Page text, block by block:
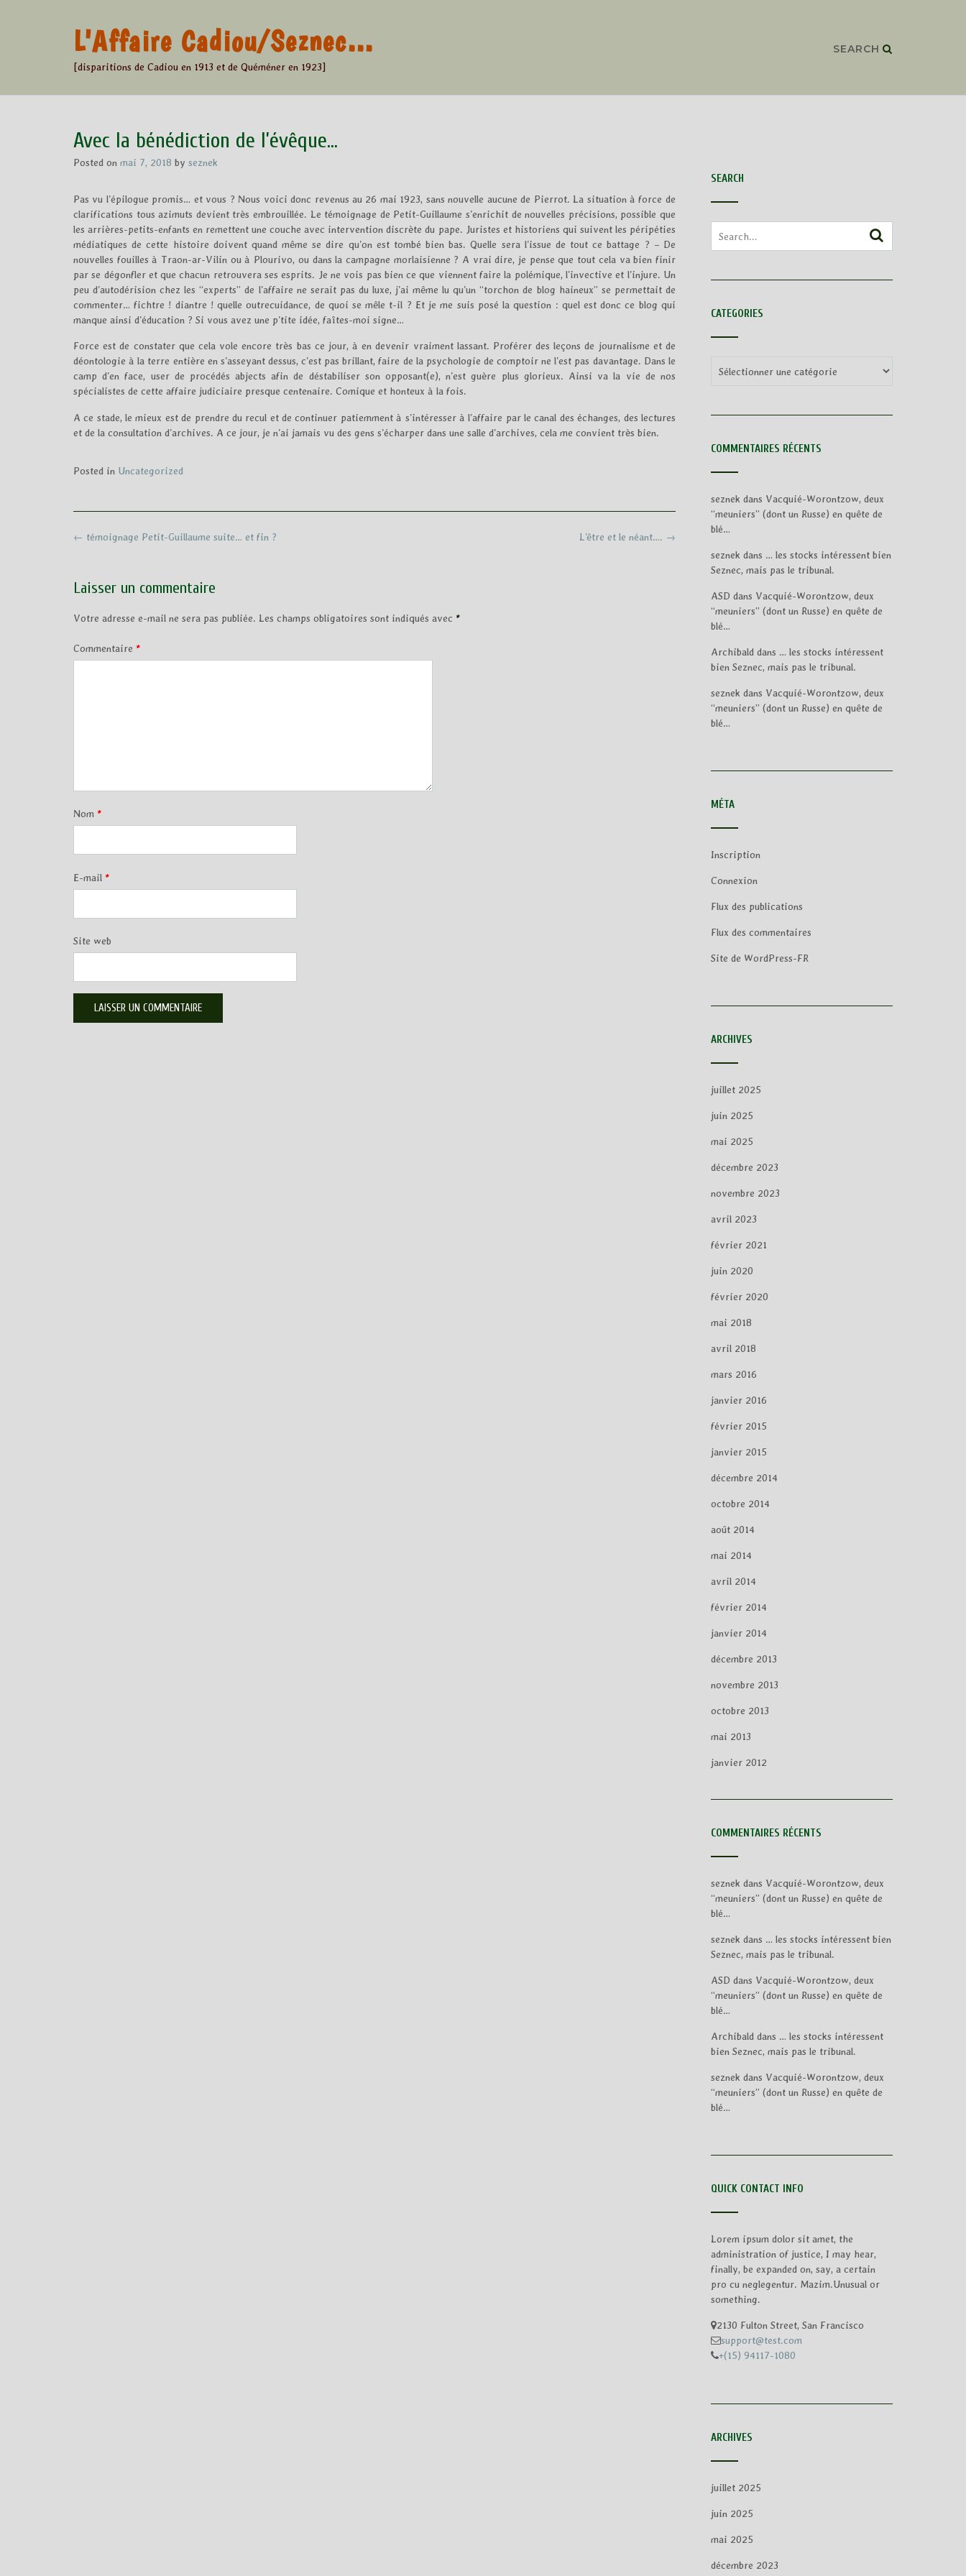
L'Affaire Cadiou/Seznec…
[disparitions de Cadiou en 1913 et de Quéméner en 1923]
SEARCH
Avec la bénédiction de l’évêque…
Posted on mai 7, 2018 by seznek
Pas vu l’épilogue promis… et vous ? Nous voici donc revenus au 26 mai 1923, sans nouvelle aucune de Pierrot. La situation à force de
clarifications tous azimuts devient très embrouillée. Le témoignage de Petit-Guillaume s’enrichit de nouvelles précisions, possible que
les arrières-petits-enfants en remettent une couche avec intervention discrète du pape. Juristes et historiens qui suivent les péripéties
médiatiques de cette histoire doivent quand même se dire qu’on est tombé bien bas. Quelle sera l’issue de tout ce battage ? – De
nouvelles fouilles à Traon-ar-Vilin ou à Plourivo, ou dans la campagne morlaisienne ? A vrai dire, je pense que tout cela va bien finir
par se dégonfler et que chacun retrouvera ses esprits. Je ne vois pas bien ce que viennent faire la polémique, l’invective et l’injure. Un
peu d’autodérision chez les “experts” de l’affaire ne serait pas du luxe, j’ai même lu qu’un “torchon de blog haineux” se permettait de
commenter… fichtre ! diantre ! quelle outrecuidance, de quoi se mêle t-il ? Et je me suis posé la question : quel est donc ce blog qui
manque ainsi d’éducation ? Si vous avez une p’tite idée, faîtes-moi signe…
Force est de constater que cela vole encore très bas ce jour, à en devenir vraiment lassant. Proférer des leçons de journalisme et de
déontologie à la terre entière en s’asseyant dessus, c’est pas brillant, faire de la psychologie de comptoir ne l’est pas davantage. Dans le
camp d’en face, user de procédés abjects afin de déstabiliser son opposant(e), n’est guère plus glorieux. Ainsi va la vie de nos
spécialistes de cette affaire judiciaire presque centenaire. Comique et honteux à la fois.
A ce stade, le mieux est de prendre du recul et de continuer patiemment à s’intéresser à l’affaire par le canal des échanges, des lectures
et de la consultation d’archives. A ce jour, je n’ai jamais vu des gens s’écharper dans une salle d’archives, cela me convient très bien.
Posted in Uncategorized
Post
L’être et le néant…. →
← témoignage Petit-Guillaume suite… et fin ?
Laisser un commentaire
Votre adresse e-mail ne sera pas publiée. Les champs obligatoires sont indiqués avec *
Commentaire *
Nom *
E-mail *
Site web
SEARCH
CATEGORIES
COMMENTAIRES RÉCENTS
seznek dans Vacquié-Worontzow, deux
“meuniers” (dont un Russe) en quête de
blé…
seznek dans … les stocks intéressent bien
Seznec, mais pas le tribunal.
ASD dans Vacquié-Worontzow, deux
“meuniers” (dont un Russe) en quête de
blé…
Archibald dans … les stocks intéressent
bien Seznec, mais pas le tribunal.
seznek dans Vacquié-Worontzow, deux
“meuniers” (dont un Russe) en quête de
blé…
MÉTA
Inscription
Connexion
Flux des publications
Flux des commentaires
Site de WordPress-FR
ARCHIVES
juillet 2025
juin 2025
mai 2025
décembre 2023
novembre 2023
avril 2023
février 2021
juin 2020
février 2020
mai 2018
avril 2018
mars 2016
janvier 2016
février 2015
janvier 2015
décembre 2014
octobre 2014
août 2014
mai 2014
avril 2014
février 2014
janvier 2014
décembre 2013
novembre 2013
octobre 2013
mai 2013
janvier 2012
COMMENTAIRES RÉCENTS
seznek dans Vacquié-Worontzow, deux
“meuniers” (dont un Russe) en quête de
blé…
seznek dans … les stocks intéressent bien
Seznec, mais pas le tribunal.
ASD dans Vacquié-Worontzow, deux
“meuniers” (dont un Russe) en quête de
blé…
Archibald dans … les stocks intéressent
bien Seznec, mais pas le tribunal.
seznek dans Vacquié-Worontzow, deux
“meuniers” (dont un Russe) en quête de
blé…
QUICK CONTACT INFO
Lorem ipsum dolor sit amet, the
administration of justice, I may hear,
finally, be expanded on, say, a certain
pro cu neglegentur. Mazim.Unusual or
something.
2130 Fulton Street, San Francisco
support@test.com
+(15) 94117-1080
ARCHIVES
juillet 2025
juin 2025
mai 2025
décembre 2023